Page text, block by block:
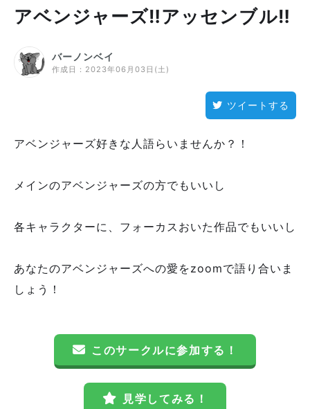
アベンジャーズ‼️アッセンブル‼️
バーノンベイ
作成日： 2023年06月03日(土)
ツイートする
アベンジャーズ好きな人語らいませんか？！
メインのアベンジャーズの方でもいいし
各キャラクターに、フォーカスおいた作品でもいいし
あなたのアベンジャーズへの愛をzoomで語り合いま
しょう！
このサークルに参加する！
見学してみる！